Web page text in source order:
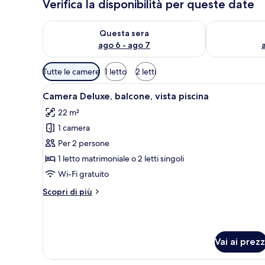
Verifica la disponibilità per queste date
Questa sera
ago 6 - ago 7
Verifica la disponibilità per questa sera, ago 6 - ago 7
Verifica la
Filtri
disponibili
per
le
camere
Tutte le camere 1 letto 2 letti
Apri
tutte
le
foto
per
Camera
Deluxe,
vista
Camera d'albergo con due
9
Camera Deluxe, balcone, vista piscina
22 m²
1 camera
Per 2 persone
1 letto matrimoniale o 2 letti singoli
Wi-Fi gratuito
Scopri di più
Altri
vista
Vai ai